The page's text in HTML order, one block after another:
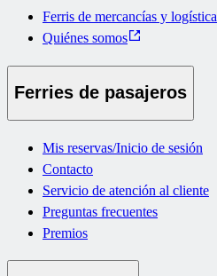
Ferris de mercancías y logística
Quiénes somos
Ferries de pasajeros
Mis reservas/Inicio de sesión
Contacto
Servicio de atención al cliente
Preguntas frecuentes
Premios